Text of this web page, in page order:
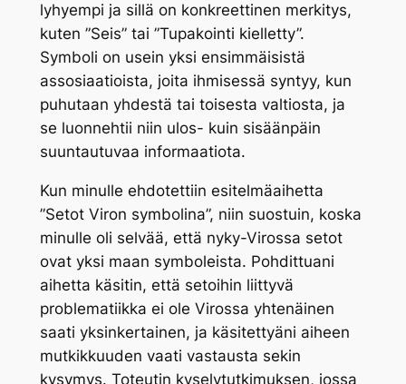
lyhyempi ja sillä on konkreettinen merkitys,
kuten ”Seis” tai ”Tupakointi kielletty”.
Symboli on usein yksi ensimmäisistä
assosiaatioista, joita ihmisessä syntyy, kun
puhutaan yhdestä tai toisesta valtiosta, ja
se luonnehtii niin ulos- kuin sisäänpäin
suuntautuvaa informaatiota.
Kun minulle ehdotettiin esitelmäaihetta
”Setot Viron symbolina”, niin suostuin, koska
minulle oli selvää, että nyky-Virossa setot
ovat yksi maan symboleista. Pohdittuani
aihetta käsitin, että setoihin liittyvä
problematiikka ei ole Virossa yhtenäinen
saati yksinkertainen, ja käsitettyäni aiheen
mutkikkuuden vaati vastausta sekin
kysymys. Toteutin kyselytutkimuksen, jossa